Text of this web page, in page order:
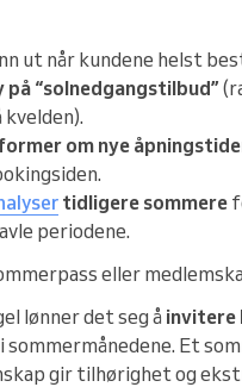
ut når kundene helst
på “solnedgangstilbud”
kvelden).
om nye
tidligere sommere
periodene.
eller
lønner det seg å invitere
i sommermånedene. Et
gir tilhørighet og